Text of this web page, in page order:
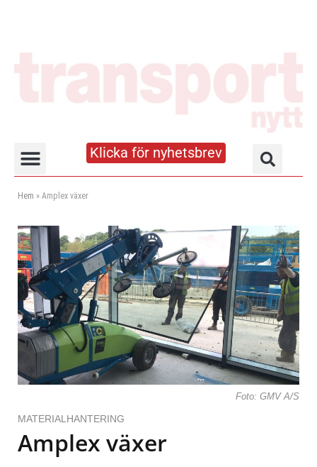
Klicka för nyhetsbrev
Hem » Amplex växer
Foto: GMV A/S
MATERIALHANTERING
Amplex växer